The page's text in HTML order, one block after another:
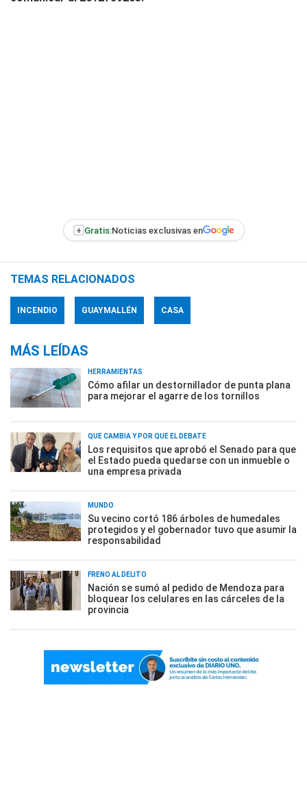
+ Gratis:Noticias exclusivas en
TEMAS RELACIONADOS
INCENDIO GUAYMALLÉN CASA
MÁS LEÍDAS
HERRAMIENTAS
Cómo afilar un destornillador de punta plana
para mejorar el agarre de los tornillos
QUÉ CAMBIA Y POR QUÉ EL DEBATE
Los requisitos que aprobó el Senado para que
el Estado pueda quedarse con un inmueble o
una empresa privada
MUNDO
Su vecino cortó 186 árboles de humedales
protegidos y el gobernador tuvo que asumir la
responsabilidad
FRENO AL DELITO
Nación se sumó al pedido de Mendoza para
bloquear los celulares en las cárceles de la
provincia